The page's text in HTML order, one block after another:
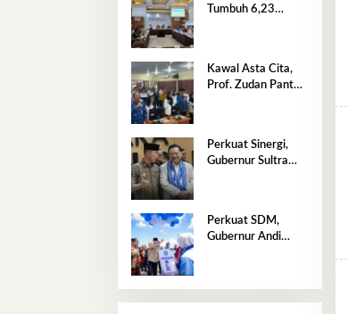
Tumbuh 6,23
Kawal Asta Cita,
Prof. Zudan Pantau
Perkuat Sinergi,
Gubernur Sultra
Perkuat SDM,
Gubernur Andi